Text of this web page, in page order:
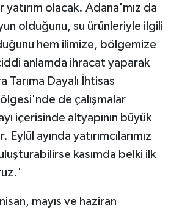
olacak. Adana'mız da
olduğunu, su ürünleriyle ilgili
hem ilimize, bölgemize
anlamda ihracat yaparak
Dayalı İhtisas
de çalışmalar
içerisinde altyapının büyük
Eylül ayında yatırımcılarımız
kasımda belki ilk
mayıs ve haziran